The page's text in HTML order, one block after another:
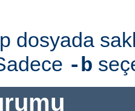
dosyada
-b